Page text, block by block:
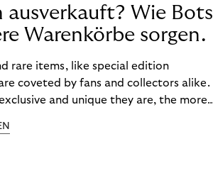
ausverkauft? Wie Bots
Warenkörbe sorgen.
rare items, like special edition
coveted by fans and collectors alike.
and unique they are, the more
artificial scarcity, also known as a